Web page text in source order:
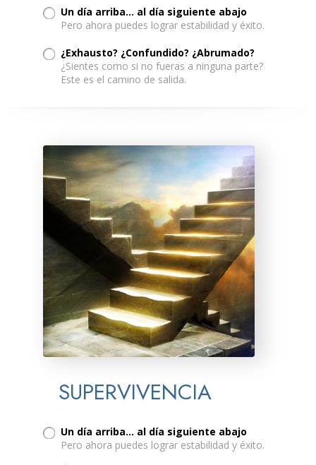
Un día arriba... al día siguiente abajo
Pero ahora puedes lograr estabilidad y éxito.
¿Exhausto? ¿Confundido? ¿Abrumado?
¿Sientes como si no fueras a ninguna parte?
Este es el camino de salida.
SUPERVIVENCIA
Un día arriba... al día siguiente abajo
Pero ahora puedes lograr estabilidad y éxito.